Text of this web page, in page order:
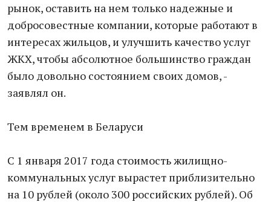
рынок, оставить на нем только надежные и
добросовестные компании, которые работают в
интересах жильцов, и улучшить качество услуг
ЖКХ, чтобы абсолютное большинство граждан
было довольно состоянием своих домов, -
заявлял он.
Тем временем в Беларуси
С 1 января 2017 года стоимость жилищно-
коммунальных услуг вырастет приблизительно
на 10 рублей (около 300 российских рублей). Об